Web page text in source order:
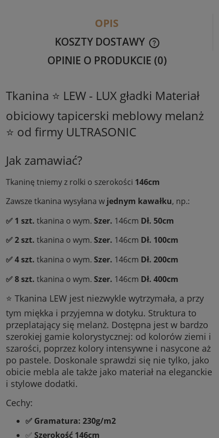
OPIS
KOSZTY DOSTAWY
KOSZTÓW
OPINIE O PRODUKCIE (0)
Tkanina ⭐ LEW - LUX gładki Materiał
obiciowy tapicerski meblowy melanż
⭐ od firmy ULTRASONIC
Jak zamawiać?
Tkaninę tniemy z rolki o szerokości 146cm
Zawsze tkanina wysyłana w jednym kawałku, np.:
✅ 1 szt. tkanina o wym. Szer. 146cm Dł. 50cm
✅ 2 szt. tkanina o wym. Szer. 146cm Dł. 100cm
✅ 4 szt. tkanina o wym. Szer. 146cm Dł. 200cm
✅ 8 szt. tkanina o wym. Szer. 146cm Dł. 400cm
⭐ Tkanina LEW jest niezwykle wytrzymała, a przy
tym miękka i przyjemna w dotyku. Struktura to
przeplatający się melanż. Dostępna jest w bardzo
szerokiej gamie kolorystycznej: od kolorów ziemi i
szarości, poprzez kolory intensywne i nasycone aż
po pastele. Doskonale sprawdzi się nie tylko, jako
obicie mebla ale także jako materiał na eleganckie
i stylowe dodatki.
Cechy:
✅ Gramatura: 230g/m2
✅ Szerokość 146cm